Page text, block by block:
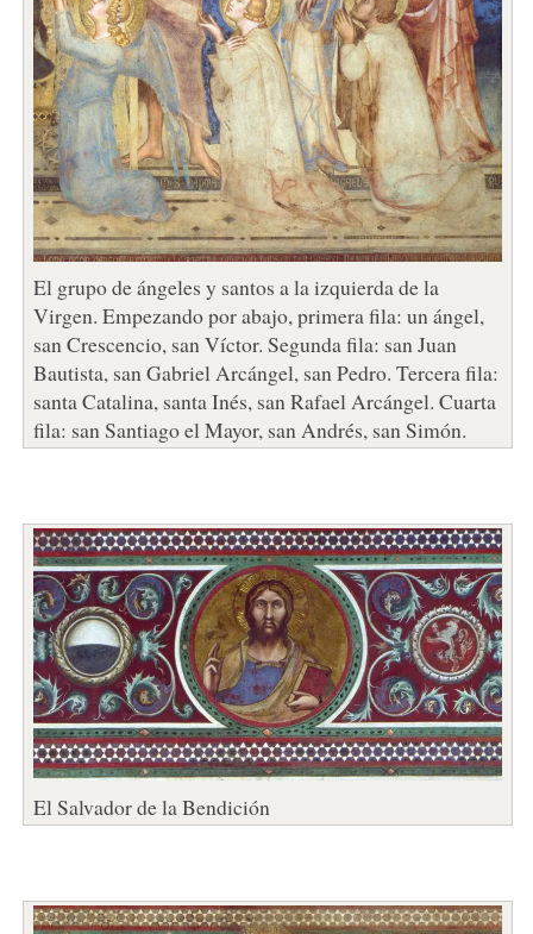
El grupo de ángeles y santos a la izquierda de la
Virgen. Empezando por abajo, primera fila: un ángel,
san Crescencio, san Víctor. Segunda fila: san Juan
Bautista, san Gabriel Arcángel, san Pedro. Tercera fila:
santa Catalina, santa Inés, san Rafael Arcángel. Cuarta
fila: san Santiago el Mayor, san Andrés, san Simón.
El Salvador de la Bendición